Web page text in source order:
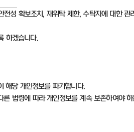
전성 확보조치 , 재위탁 제한,수탁자에 대한 관리
하겠습니다.
해당 개인정보를 파기합니다.
법령에 따라 개인정보를 계속 보존하여야